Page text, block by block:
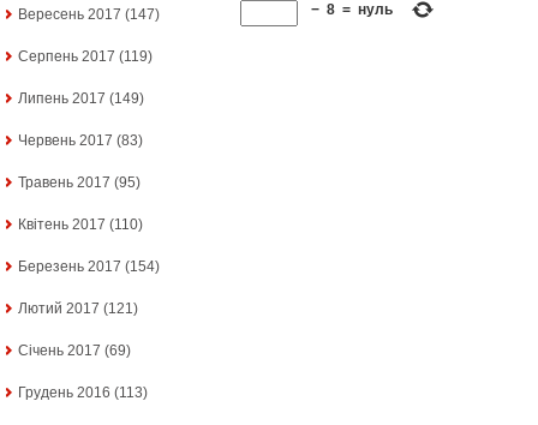
Вересень 2017 (147)
Серпень 2017 (119)
Липень 2017 (149)
Червень 2017 (83)
Травень 2017 (95)
Квітень 2017 (110)
Березень 2017 (154)
Лютий 2017 (121)
Січень 2017 (69)
Грудень 2016 (113)
− 8 = нуль